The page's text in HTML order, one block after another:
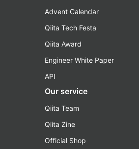
Advent Calendar
Qiita Tech Festa
Qiita Award
Engineer White Paper
API
Our service
Qiita Team
Qiita Zine
Official Shop